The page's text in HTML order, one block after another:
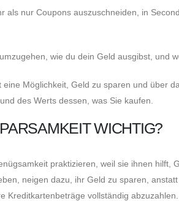
als nur Coupons auszuschneiden, in
wie du dein Geld ausgibst, und
eine Möglichkeit, Geld zu sparen und über
des Werts dessen, was Sie kaufen.
WICHTIG?
praktizieren, weil sie ihnen hilft,
neigen dazu, ihr Geld zu sparen,
Kreditkartenbeträge vollständig abzuzahlen.